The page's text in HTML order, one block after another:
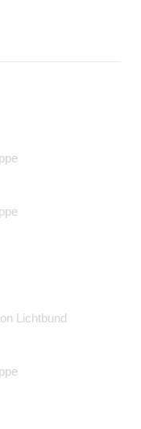
Lichtbund